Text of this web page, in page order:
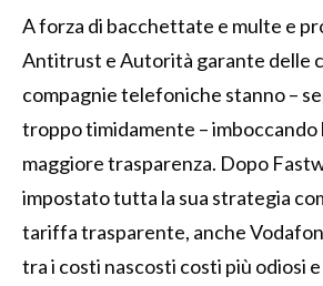
A forza di bacchettate e multe e
Antitrust e Autorità garante delle
compagnie telefoniche stanno –
troppo timidamente – imboccando
maggiore trasparenza. Dopo
impostato tutta la sua strategia
tariffa trasparente, anche
tra i costi nascosti costi più odiosi